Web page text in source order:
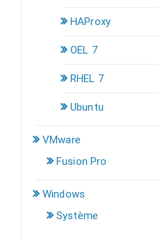
HAProxy
OEL 7
RHEL 7
Ubuntu
VMware
Fusion Pro
Windows
Système